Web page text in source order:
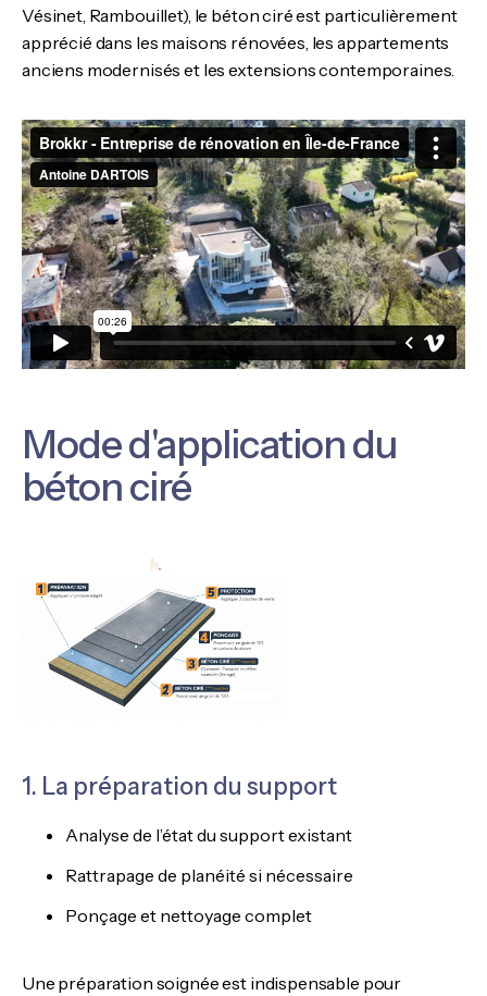
Vésinet, Rambouillet), le béton ciré est particulièrement
apprécié dans les maisons rénovées, les appartements
anciens modernisés et les extensions contemporaines.
Mode d'application du
béton ciré
1. La préparation du support
Analyse de l’état du support existant
Rattrapage de planéité si nécessaire
Ponçage et nettoyage complet
Une préparation soignée est indispensable pour